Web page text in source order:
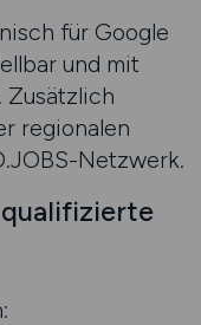
für Google
und mit
Zusätzlich
regionalen
Netzwerk.